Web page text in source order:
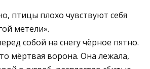
птицы плохо чувствуют себя
метели».
собой на снегу чёрное пятно.
мёртвая ворона. Она лежала,